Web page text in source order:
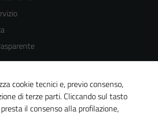
cookie tecnici e, previo consenso,
di terze parti. Cliccando sul tasto
il consenso alla profilazione,